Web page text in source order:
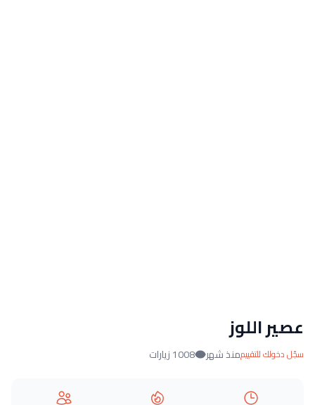
عصير اللوز
سجّل دخولك للتقييممنذ شهر 1008 زيارات